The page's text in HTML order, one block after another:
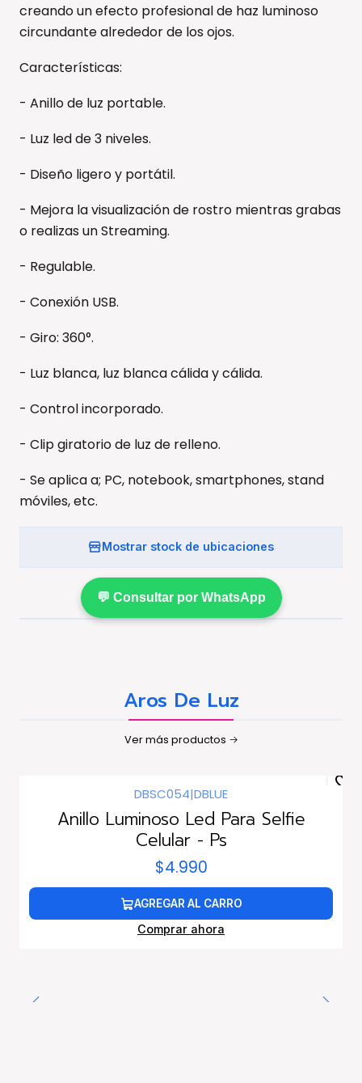
creando un efecto profesional de haz luminoso
circundante alrededor de los ojos.
Características:
- Anillo de luz portable.
- Luz led de 3 niveles.
- Diseño ligero y portátil.
- Mejora la visualización de rostro mientras grabas
o realizas un Streaming.
- Regulable.
- Conexión USB.
- Giro: 360°.
- Luz blanca, luz blanca cálida y cálida.
- Control incorporado.
- Clip giratorio de luz de relleno.
- Se aplica a; PC, notebook, smartphones, stand
móviles, etc.
Mostrar stock de ubicaciones
💬 Consultar por WhatsApp
Aros De Luz
Ver más productos
DBSC054|DBLUE
Anillo Luminoso Led Para Selfie
Celular - Ps
$4.990
AGREGAR AL CARRO
Comprar ahora